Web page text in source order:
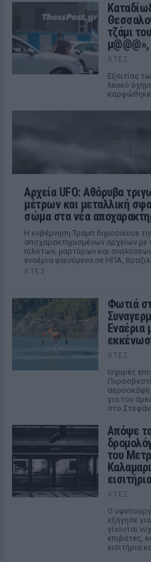
τζάμι
ΧΤΕΣ
Εξαιτίας
λευκό
καρφώθηκε
Αρχεία UFO: Αθόρυβα
μέτρων και μεταλλική
σώμα στα νέα
Η κυβέρνηση Τραμπ δημοσίευσε
αποχαρακτηρισμένων αρχείων
πιλότων, μαρτύρων και
εναέρια φαινόμενα σε ΗΠΑ,
ΧΤΕΣ
Φωτιά
Εναέρια
ΧΤΕΣ
Ισχυρές
αεροσκάφη
για τον
στο
Απόψε
του
ΧΤΕΣ
Ο
εξήγησε
γίνονται
επιβάτες,
εισιτήρια